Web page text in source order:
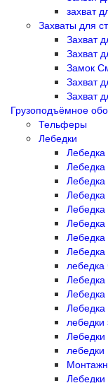
захват
Захваты для
Захват
Захват
Замок
Захват
Захват
Грузоподъёмное
Тельферы
Лебедки
Лебедка
Лебедка
Лебедка
Лебедка
Лебедка
Лебедка
лебедка
Лебедка
Лебедка
Лебедка
Лебедки